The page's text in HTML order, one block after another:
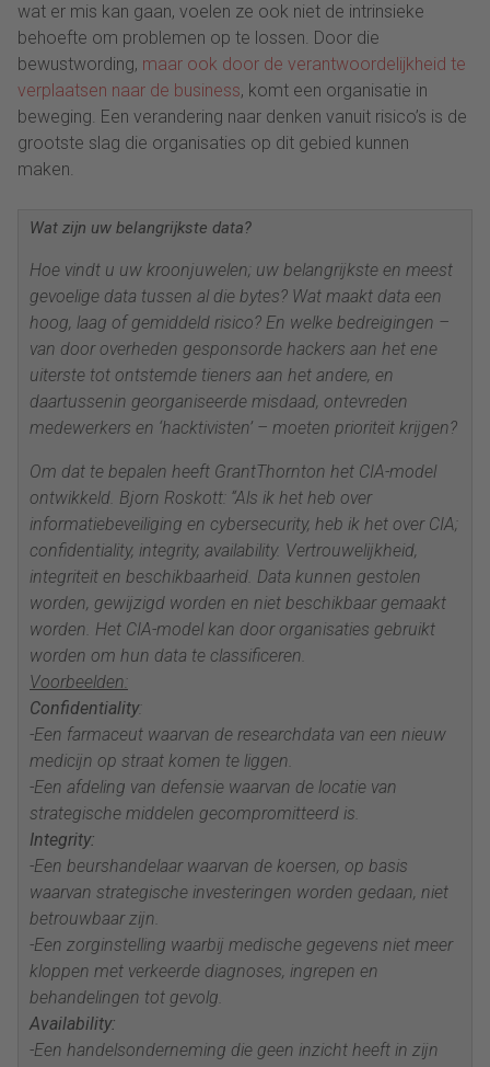
wat er mis kan gaan, voelen ze ook niet de intrinsieke
behoefte om problemen op te lossen. Door die
bewustwording, maar ook door de verantwoordelijkheid te
verplaatsen naar de business, komt een organisatie in
beweging. Een verandering naar denken vanuit risico’s is de
grootste slag die organisaties op dit gebied kunnen
maken.
Wat zijn uw belangrijkste data?
Hoe vindt u uw kroonjuwelen; uw belangrijkste en meest
gevoelige data tussen al die bytes? Wat maakt data een
hoog, laag of gemiddeld risico? En welke bedreigingen –
van door overheden gesponsorde hackers aan het ene
uiterste tot ontstemde tieners aan het andere, en
daartussenin georganiseerde misdaad, ontevreden
medewerkers en ‘hacktivisten’ – moeten prioriteit krijgen?
Om dat te bepalen heeft GrantThornton het CIA-model
ontwikkeld. Bjorn Roskott: “Als ik het heb over
informatiebeveiliging en cybersecurity, heb ik het over CIA;
confidentiality, integrity, availability. Vertrouwelijkheid,
integriteit en beschikbaarheid. Data kunnen gestolen
worden, gewijzigd worden en niet beschikbaar gemaakt
worden. Het CIA-model kan door organisaties gebruikt
worden om hun data te classificeren.
Voorbeelden:
Confidentiality:
-Een farmaceut waarvan de researchdata van een nieuw
medicijn op straat komen te liggen.
-Een afdeling van defensie waarvan de locatie van
strategische middelen gecompromitteerd is.
Integrity:
-Een beurshandelaar waarvan de koersen, op basis
waarvan strategische investeringen worden gedaan, niet
betrouwbaar zijn.
-Een zorginstelling waarbij medische gegevens niet meer
kloppen met verkeerde diagnoses, ingrepen en
behandelingen tot gevolg.
Availability:
-Een handelsonderneming die geen inzicht heeft in zijn